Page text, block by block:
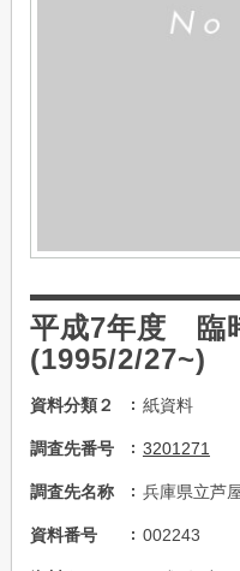
平成7年度 臨
(1995/2/27~)
資料分類２ 紙資料
調査先番号 3201271
調査先名称 兵庫県立芦
資料番号 002243